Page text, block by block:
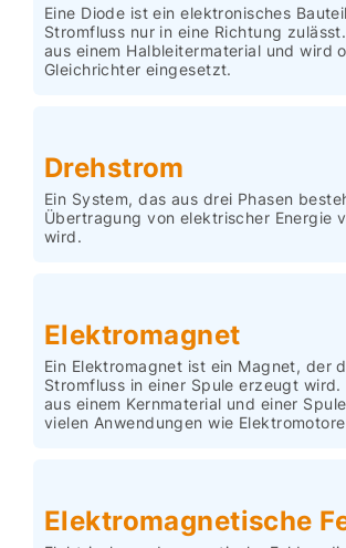
Eine Diode ist ein elektronisches
Stromfluss nur in eine Richtung
aus einem Halbleitermaterial und wird
Gleichrichter eingesetzt.
Drehstrom
Ein System, das aus drei Phasen
Übertragung von elektrischer Energie
wird.
Elektromagnet
Ein Elektromagnet ist ein Magnet, der
Stromfluss in einer Spule erzeugt wird.
aus einem Kernmaterial und einer
vielen Anwendungen wie
Elektromagnetische